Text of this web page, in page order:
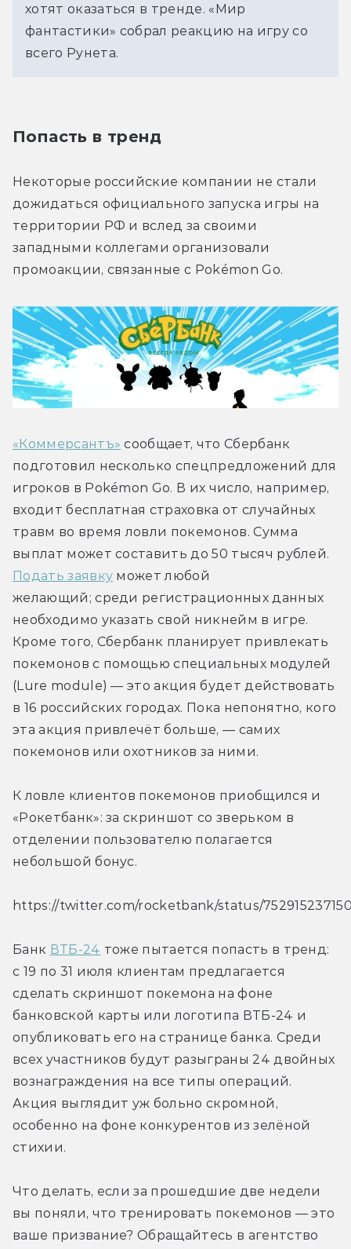
хотят оказаться в тренде. «Мир
фантастики» собрал реакцию на игру со
всего Рунета.
Попасть в тренд
Некоторые российские компании не стали
дожидаться официального запуска игры на
территории РФ и вслед за своими
западными коллегами организовали
промоакции, связанные с Pokémon Go.
«Коммерсантъ» сообщает, что Сбербанк
подготовил несколько спецпредложений для
игроков в Pokémon Go. В их число, например,
входит бесплатная страховка от случайных
травм во время ловли покемонов. Сумма
Подать заявку может любой
желающий; среди регистрационных данных
необходимо указать свой никнейм в игре.
Кроме того, Сбербанк планирует привлекать
покемонов с помощью специальных модулей
(Lure module) — это акция будет действовать
в 16 российских городах. Пока непонятно, кого
эта акция привлечёт больше, — самих
покемонов или охотников за ними.
К ловле клиентов покемонов приобщился и
«Рокетбанк»: за скриншот со зверьком в
отделении пользователю полагается
небольшой бонус.
https://twitter.com/rocketbank/status/
Банк ВТБ-24 тоже пытается попасть в тренд:
с 19 по 31 июля клиентам предлагается
сделать скриншот покемона на фоне
банковской карты или логотипа ВТБ-24 и
опубликовать его на странице банка. Среди
всех участников будут разыграны 24 двойных
вознаграждения на все типы операций.
Акция выглядит уж больно скромной,
особенно на фоне конкурентов из зелёной
стихии.
Что делать, если за прошедшие две недели
вы поняли, что тренировать покемонов — это
ваше призвание? Обращайтесь в агентство